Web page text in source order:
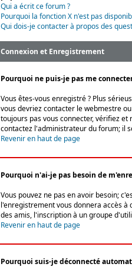
Qui a écrit ce forum ?
Pourquoi la fonction X n'est pas
Qui dois-je contacter à propos des
Connexion et Enregistrement
Pourquoi ne puis-je pas me
Vous êtes-vous enregistré ? Plus
vous devriez contacter le webmestre
toujours pas vous connecter, vérifiez
contactez l'administrateur du forum; il
Revenir en haut de page
Pourquoi n'ai-je pas besoin de
Vous pouvez ne pas en avoir besoin;
l'enregistrement vous donnera accès à
des amis, l'inscription à un groupe
Revenir en haut de page
Pourquoi suis-je déconnecté